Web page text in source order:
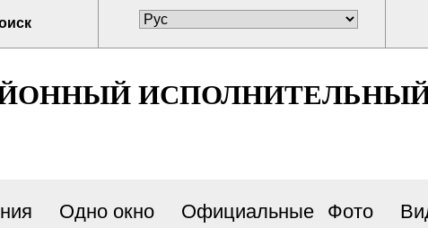
Одно окно
Официальные
Фото